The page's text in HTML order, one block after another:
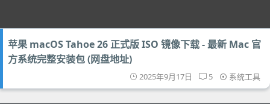
苹果 macOS Tahoe 26 正式版 ISO 镜像下载 - 最新 Mac 官
方系统完整安装包 (网盘地址)
2025年9月17日 5 系统工具